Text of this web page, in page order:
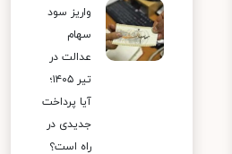
واریز سود
سهام
عدالت در
تیر ۱۴۰۵؛
آیا پرداخت
جدیدی در
راه است؟